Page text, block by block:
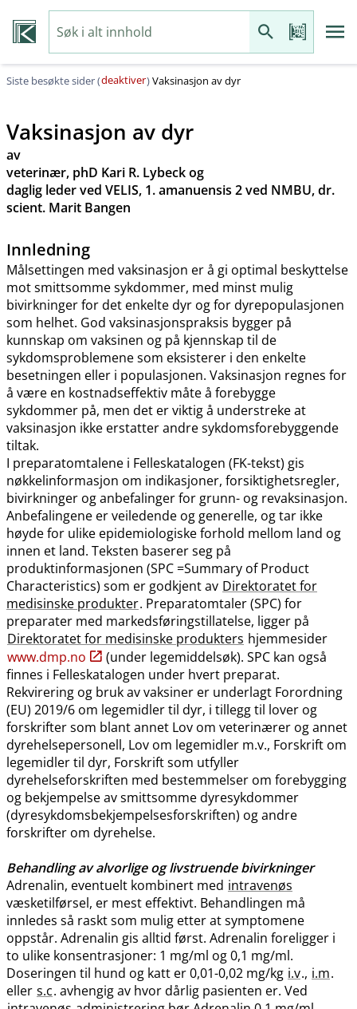
Siste besøkte sider (deaktiver)Vaksinasjon av dyr
Vaksinasjon av dyr
av
veterinær, phD Kari R. Lybeck og
daglig leder ved VELIS, 1. amanuensis 2 ved NMBU, dr.
scient. Marit Bangen
Innledning
Målsettingen med vaksinasjon er å gi optimal beskyttelse
mot smittsomme sykdommer, med minst mulig
bivirkninger for det enkelte dyr og for dyrepopulasjonen
som helhet. God vaksinasjonspraksis bygger på
kunnskap om vaksinen og på kjennskap til de
sykdomsproblemene som eksisterer i den enkelte
besetningen eller i populasjonen. Vaksinasjon regnes for
å være en kostnadseffektiv måte å forebygge
sykdommer på, men det er viktig å understreke at
vaksinasjon ikke erstatter andre sykdomsforebyggende
tiltak.
I preparatomtalene i Felleskatalogen (FK-tekst) gis
nøkkelinformasjon om indikasjoner, forsiktighetsregler,
bivirkninger og anbefalinger for grunn- og revaksinasjon.
Anbefalingene er veiledende og generelle, og tar ikke
høyde for ulike epidemiologiske forhold mellom land og
innen et land. Teksten baserer seg på
produktinformasjonen (SPC =Summary of Product
Characteristics) som er godkjent av Direktoratet for
medisinske produkter. Preparatomtaler (SPC) for
preparater med markedsføringstillatelse, ligger på
Direktoratet for medisinske produkters hjemmesider
www.dmp.no
(under legemiddelsøk). SPC kan også
finnes i Felleskatalogen under hvert preparat.
Rekvirering og bruk av vaksiner er underlagt Forordning
(EU) 2019/6 om legemidler til dyr, i tillegg til lover og
forskrifter som blant annet Lov om veterinærer og annet
dyrehelsepersonell, Lov om legemidler m.v., Forskrift om
legemidler til dyr, Forskrift som utfyller
dyrehelseforskriften med bestemmelser om forebygging
og bekjempelse av smittsomme dyresykdommer
(dyresykdomsbekjempelsesforskriften) og andre
forskrifter om dyrehelse.
Behandling av alvorlige og livstruende bivirkninger
Adrenalin, eventuelt kombinert med intravenøs
væsketilførsel, er mest effektivt. Behandlingen må
innledes så raskt som mulig etter at symptomene
oppstår. Adrenalin gis alltid først. Adrenalin foreligger i
to ulike konsentrasjoner: 1 mg/ml og 0,1 mg​/​ml.
Doseringen til hund og katt er 0,01-0,02 mg/kg i.v., i.m.
eller s.c. avhengig av hvor dårlig pasienten er. Ved